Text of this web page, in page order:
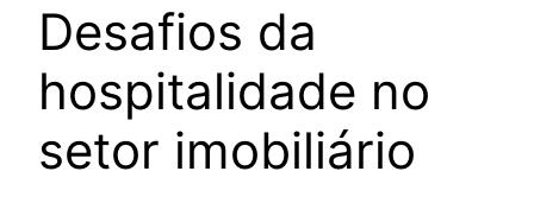
Desafios da
hospitalidade no
setor imobiliário